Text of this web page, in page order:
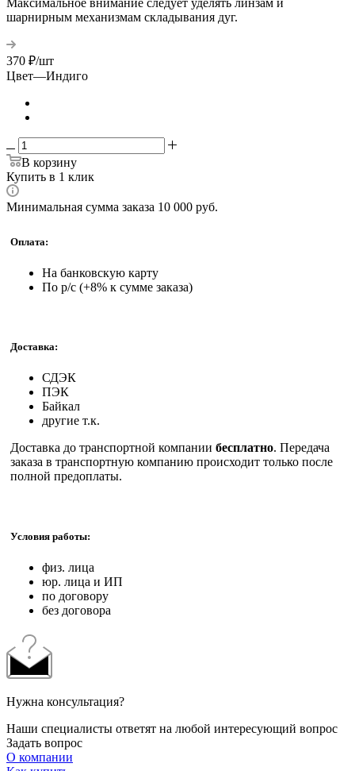
шарнирным механизмам складывания дуг.
370 ₽/шт
Цвет—Индиго
В корзину
Купить в 1 клик
Минимальная сумма заказа 10 000 руб.
Оплата:
На банковскую карту
По р/с (+8% к сумме заказа)
Доставка:
СДЭК
ПЭК
Байкал
другие т.к.
Доставка до транспортной компании бесплатно. Передача
заказа в транспортную компанию происходит только после
полной предоплаты.
Условия работы:
физ. лица
юр. лица и ИП
по договору
без договора
Нужна консультация?
Наши специалисты ответят на любой интересующий вопрос
Задать вопрос
О компании